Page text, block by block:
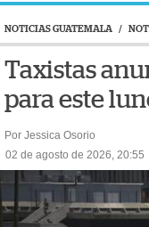
NOTICIAS GUATEMALA /
Taxistas
para este
Por Jessica Osorio
02 de agosto de 2026, 20:55